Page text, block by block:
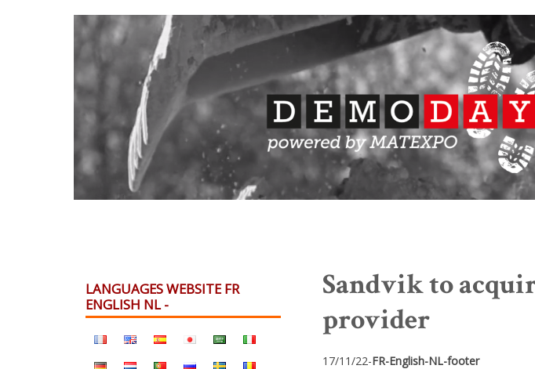
Sandvik to
provider
17/11/22-FR-English-NL-footer
LANGUAGES WEBSITE FR
ENGLISH NL -